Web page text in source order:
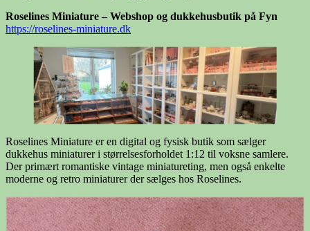
Roselines Miniature – Webshop og dukkehusbutik på Fyn
https://roselines-miniature.dk
Roselines Miniature er en digital og fysisk butik som sælger
dukkehus miniaturer i størrelsesforholdet 1:12 til voksne samlere.
Der primært romantiske vintage miniatureting, men også enkelte
moderne og retro miniaturer der sælges hos Roselines.